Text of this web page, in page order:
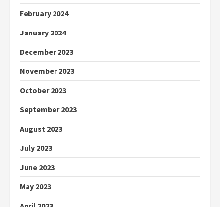
February 2024
January 2024
December 2023
November 2023
October 2023
September 2023
August 2023
July 2023
June 2023
May 2023